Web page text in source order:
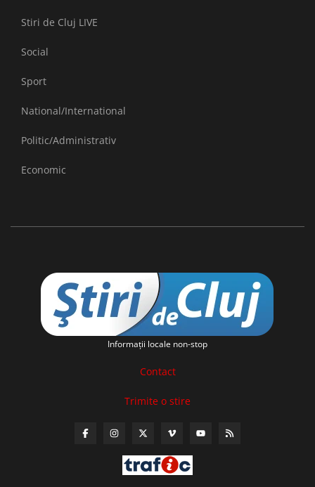
Stiri de Cluj LIVE
Social
Sport
National/International
Politic/Administrativ
Economic
Informaţii locale non-stop
Contact
Trimite o stire